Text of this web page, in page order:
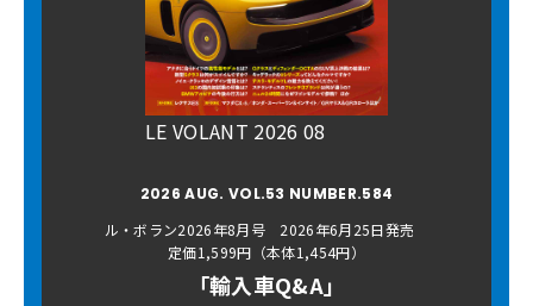
LE VOLANT 2026 08
2026 AUG. VOL.53 NUMBER.584
ル・ボラン2026年8月号 2026年6月25日発売
定価1,599円（本体1,454円）
「輸入車Q&A」